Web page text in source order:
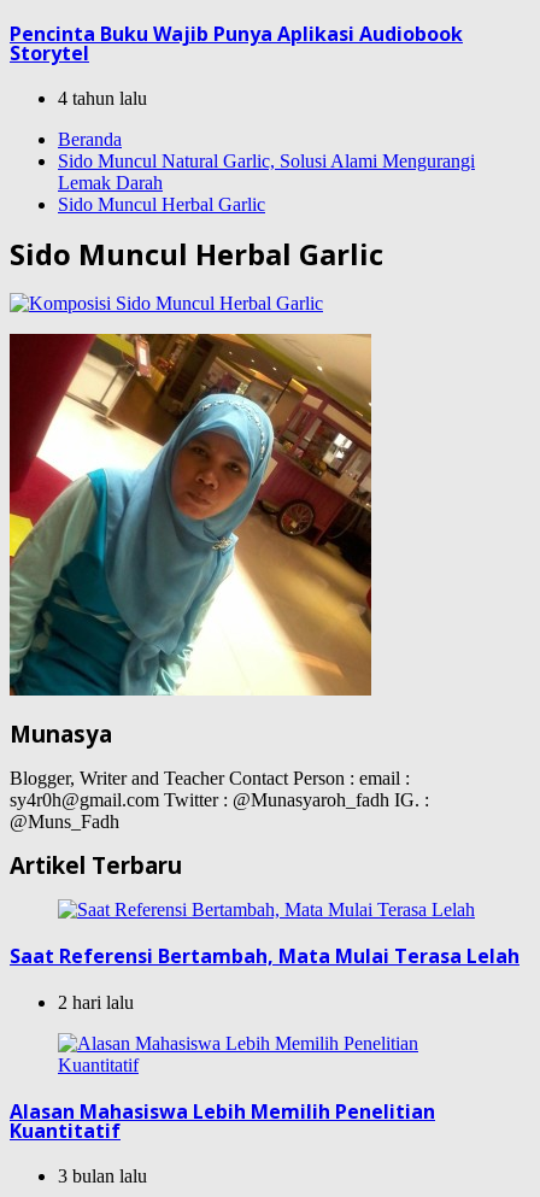
Pencinta Buku Wajib Punya Aplikasi Audiobook
Storytel
4 tahun lalu
Beranda
Sido Muncul Natural Garlic, Solusi Alami Mengurangi
Lemak Darah
Sido Muncul Herbal Garlic
Sido Muncul Herbal Garlic
Munasya
Blogger, Writer and Teacher Contact Person : email :
sy4r0h@gmail.com Twitter : @Munasyaroh_fadh IG. :
@Muns_Fadh
Artikel Terbaru
Saat Referensi Bertambah, Mata Mulai Terasa Lelah
2 hari lalu
Alasan Mahasiswa Lebih Memilih Penelitian
Kuantitatif
3 bulan lalu